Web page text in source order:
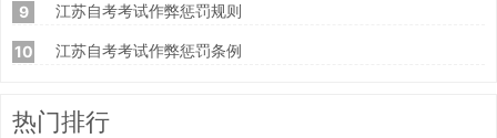
9 江苏自考考试作弊惩罚规则
10 江苏自考考试作弊惩罚条例
热门排行